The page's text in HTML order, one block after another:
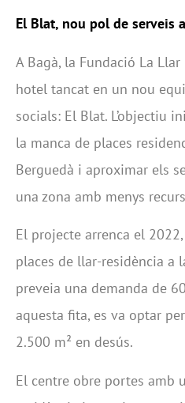
El Blat, nou pol de serveis
A Bagà, la Fundació La
hotel tancat en un nou
socials: El Blat. L’objectiu
la manca de places
Berguedà i aproximar els
una zona amb menys
El projecte arrenca el
places de llar-residència a
preveia una demanda de
aquesta fita, es va optar
2.500 m² en desús.
El centre obre portes amb